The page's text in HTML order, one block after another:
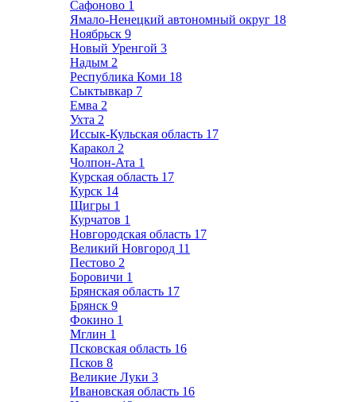
Сафоново 1
Ямало-Ненецкий автономный округ 18
Ноябрьск 9
Новый Уренгой 3
Надым 2
Республика Коми 18
Сыктывкар 7
Емва 2
Ухта 2
Иссык-Кульская область 17
Каракол 2
Чолпон-Ата 1
Курская область 17
Курск 14
Щигры 1
Курчатов 1
Новгородская область 17
Великий Новгород 11
Пестово 2
Боровичи 1
Брянская область 17
Брянск 9
Фокино 1
Мглин 1
Псковская область 16
Псков 8
Великие Луки 3
Ивановская область 16